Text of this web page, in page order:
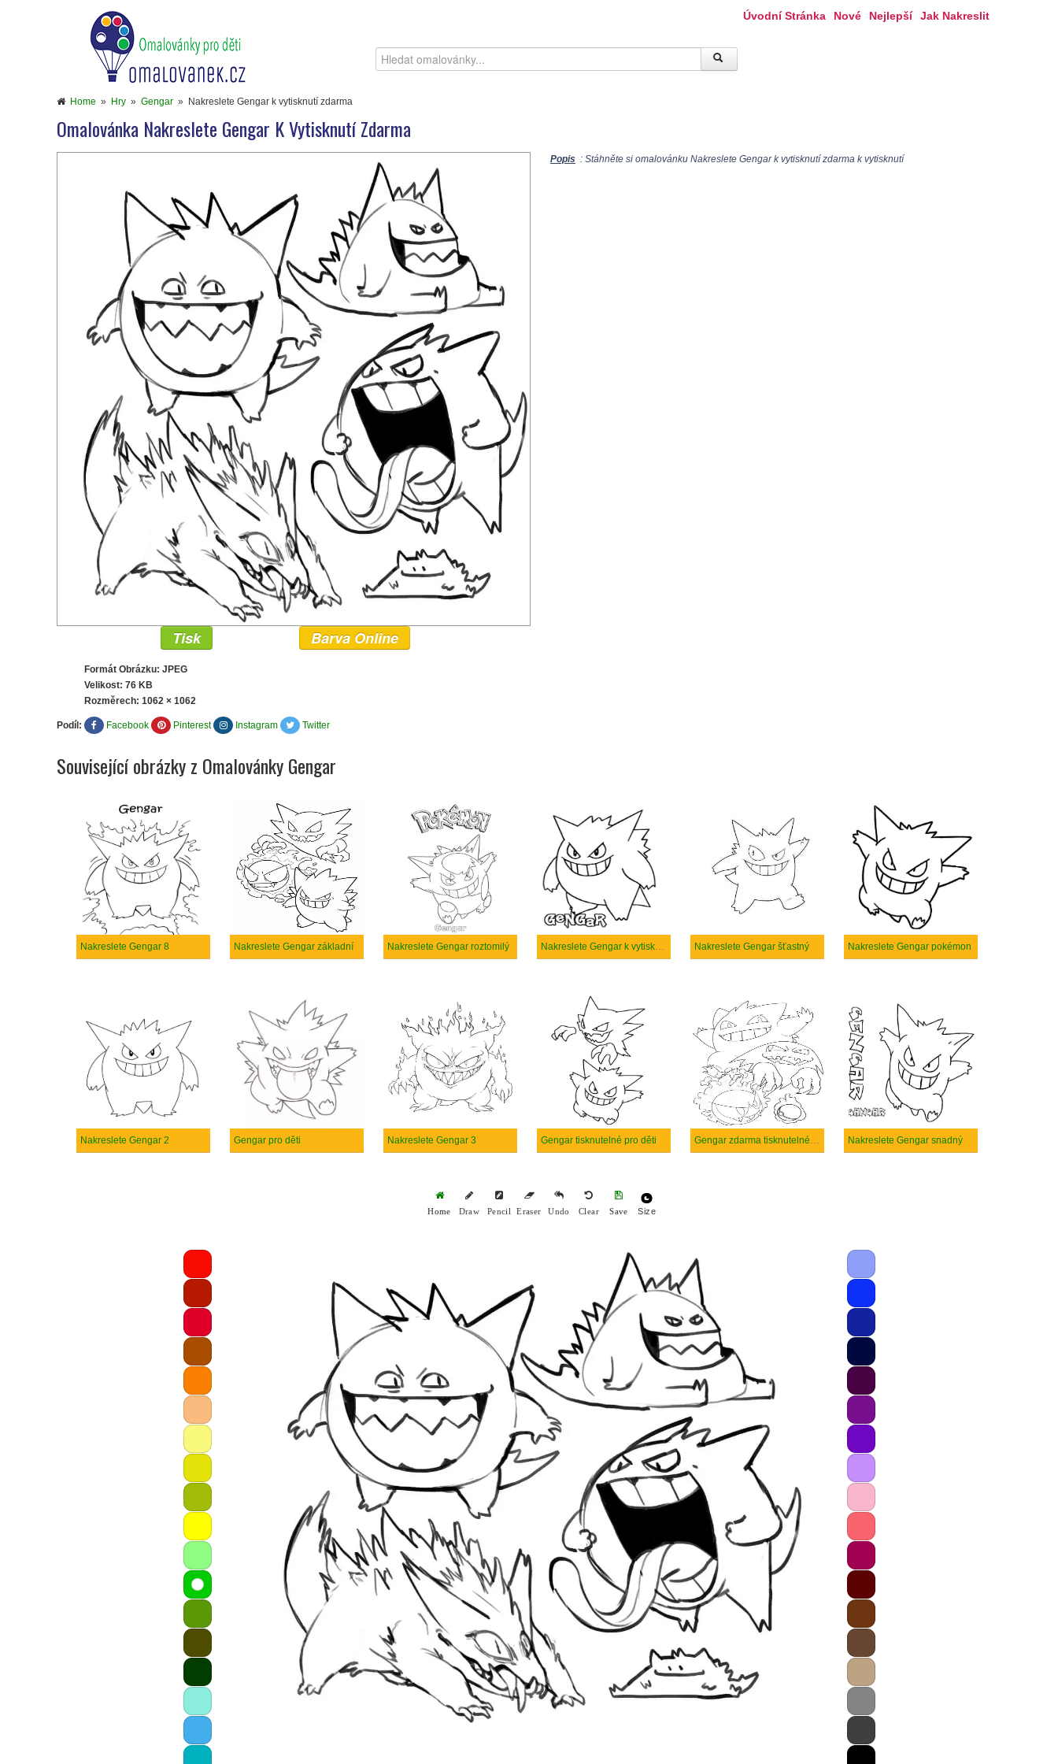
Úvodní Stránka Nové Nejlepší Jak Nakreslit
Home » Hry » Gengar » Nakreslete Gengar k vytisknutí zdarma
Omalovánka Nakreslete Gengar K Vytisknutí Zdarma
Popis : Stáhněte si omalovánku Nakreslete Gengar k vytisknutí zdarma k vytisknutí
Tisk Barva Online
Formát Obrázku: JPEG
Velikost: 76 KB
Rozměrech: 1062 × 1062
Podíl: Facebook Pinterest Instagram Twitter
Související obrázky z Omalovánky Gengar
Nakreslete Gengar 8 Nakreslete Gengar základní Nakreslete Gengar roztomilý Nakreslete Gengar k vytisknutí Nakreslete Gengar šťastný Nakreslete Gengar pokémon
Nakreslete Gengar 2 Gengar pro děti Nakreslete Gengar 3 Gengar tisknutelné pro děti Gengar zdarma tisknutelné pro děti Nakreslete Gengar snadný
Home Draw Pencil Eraser Undo Clear Save Size